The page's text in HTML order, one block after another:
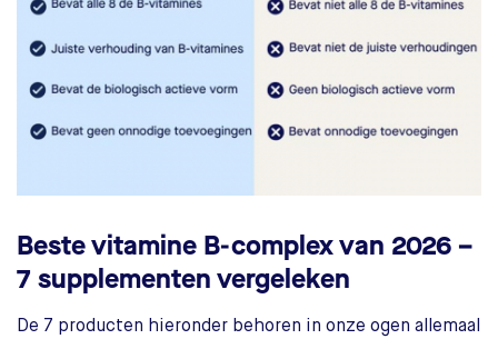
Beste vitamine B-complex van 2026 –
7 supplementen vergeleken
De 7 producten hieronder behoren in onze ogen allemaal